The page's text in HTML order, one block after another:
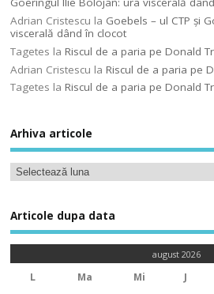
Adrian Cristescu la Goebels – ul CTP şi
viscerală dând în clocot
Tagetes laRiscul de a paria pe Donald
Adrian Cristescu laRiscul de a paria pe
Tagetes laRiscul de a paria pe Donald
Arhiva articole
Articole dupa data
august 2026
L Ma Mi J